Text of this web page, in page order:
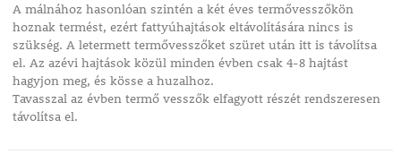
A málnához hasonlóan szintén a két éves termővesszőkön
hoznak termést, ezért fattyúhajtások eltávolítására nincs is
szükség. A letermett termővesszőket szüret után itt is távolítsa
el. Az azévi hajtások közül minden évben csak 4-8 hajtást
hagyjon meg, és kösse a huzalhoz.
Tavasszal az évben termő vesszők elfagyott részét rendszeresen
távolítsa el.